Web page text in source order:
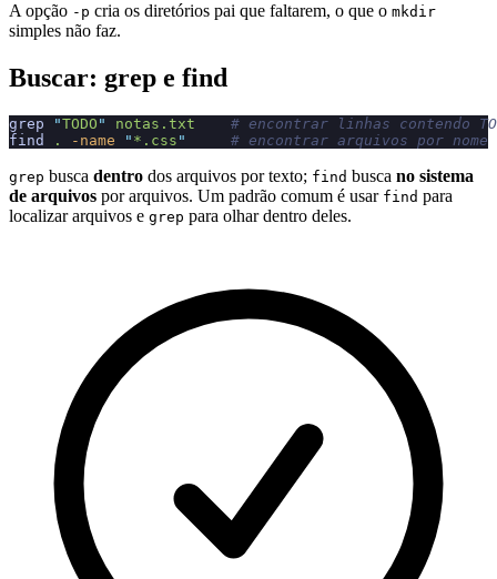
A opção -p cria os diretórios pai que faltarem, o que o mkdir
simples não faz.
Buscar: grep e find
grep "TODO " notas.txt
# encontrar linhas contendo
find
. -name " *.css "
     # encontrar arquivos por nome
grep busca dentro dos arquivos por texto; find busca no sistema
de arquivos por arquivos. Um padrão comum é usar find para
localizar arquivos e grep para olhar dentro deles.